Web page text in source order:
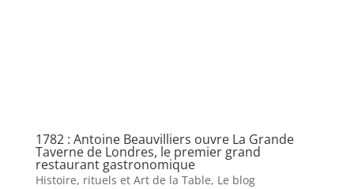
1782 : Antoine Beauvilliers ouvre La Grande
Taverne de Londres, le premier grand
restaurant gastronomique
Histoire, rituels et Art de la Table, Le blog